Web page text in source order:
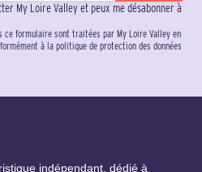
My Loire Valley et peux me désabonner à
ce formulaire sont traitées par My Loire Valley en
à la politique de protection des données
indépendant, dédié à